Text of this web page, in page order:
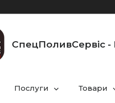
СпецПоливСервіс -
Послуги Товари